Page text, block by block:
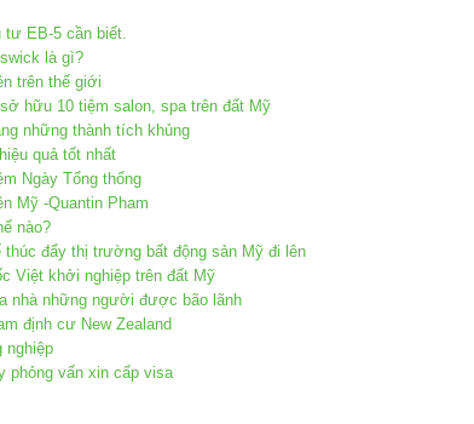
tư EB-5 cần biết.
là gì?
trên thế giới
hữu 10 tiệm salon, spa trên đất Mỹ
những thành tích khủng
quả tốt nhất
Ngày Tổng thống
Mỹ -Quantin Pham
nào?
đẩy thị trường bất động sản Mỹ đi lên
Việt khởi nghiệp trên đất Mỹ
nhà những người được bão lãnh
định cư New Zealand
nghiệp
phỏng vấn xin cấp visa